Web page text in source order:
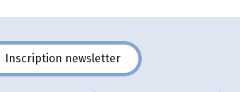
Inscription newsletter